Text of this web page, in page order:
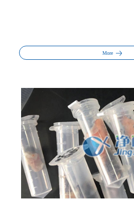
More